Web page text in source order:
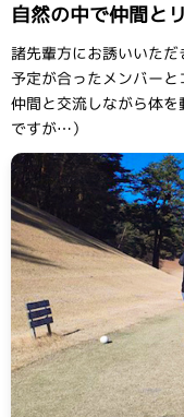
自然の中で仲間と
諸先輩方にお誘いいた
予定が合ったメンバーと
仲間と交流しながら体
ですが…）